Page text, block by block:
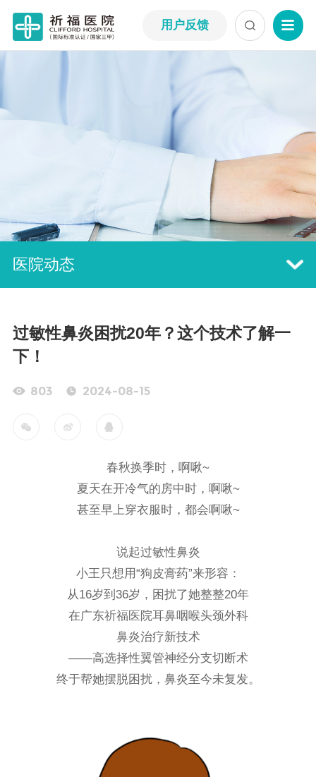
用户反馈
医院动态
过敏性鼻炎困扰20年？这个技术了解一
下！
803 2024-08-15
春秋换季时，啊啾~
夏天在开冷气的房中时，啊啾~
甚至早上穿衣服时，都会啊啾~
说起过敏性鼻炎
小王只想用“狗皮膏药”来形容：
从16岁到36岁，困扰了她整整20年
在广东祈福医院耳鼻咽喉头颈外科
鼻炎治疗新技术
——高选择性翼管神经分支切断术
终于帮她摆脱困扰，鼻炎至今未复发。